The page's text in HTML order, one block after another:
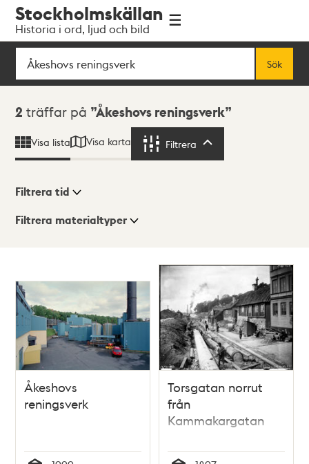
navigationen
huvudinnehållet
Stockholmskällan
Historia i ord, ljud och bild
Sök
Sök
Sökresultat
2 träffar på Åkeshovs reningsverk
Visa lista Visa karta Filtrera
Visningsläge
Lista
Karta
Filtrera tid
Filtrera materialtyper
Åkeshovs
reningsverk
Torsgatan norrut
från
Kammakargatan